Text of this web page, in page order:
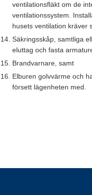
ventilationsfläkt om de
ventilationssystem.
husets ventilation kräver
Säkringsskåp, samtliga
eluttag och fasta
Brandvarnare, samt
Elburen golvvärme och
försett lägenheten med.